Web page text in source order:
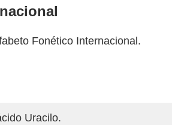
Fonético Internacional.
Uracilo.